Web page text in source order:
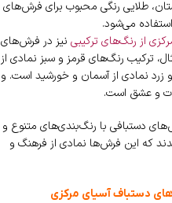
طلایی رنگی محبوب برای فرش‌های
می‌شود.
از رنگ‌های ترکیبی نیز در فرش‌های
ترکیب رنگ‌های قرمز و سبز نمادی از
نمادی از آسمان و خورشید است. و
و عشق است.
دستبافی با رنگ‌بندی‌های متنوع و
که این فرش‌ها نمادی از فرهنگ و
دستباف آسیای مرکزی